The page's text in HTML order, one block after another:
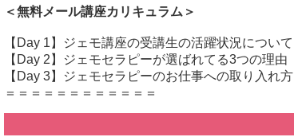
＜無料メール講座カリキュラム＞
【Day 1】ジェモ講座の受講生の活躍状況について
【Day 2】ジェモセラピーが選ばれてる3つの理由
【Day 3】ジェモセラピーのお仕事への取り入れ方
＝＝＝＝＝＝＝＝＝＝＝＝